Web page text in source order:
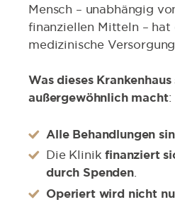
Mensch – unabhängig
finanziellen Mitteln – hat
medizinische
Was dieses Krankenhaus
außergewöhnlich macht:
Alle Behandlungen
Die Klinikfinanziert
durch Spenden.
Operiert wird nicht